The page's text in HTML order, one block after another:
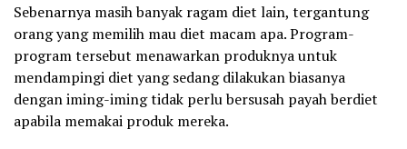
Sebenarnya masih banyak ragam diet lain, tergantung
orang yang memilih mau diet macam apa. Program-
program tersebut menawarkan produknya untuk
mendampingi diet yang sedang dilakukan biasanya
dengan iming-iming tidak perlu bersusah payah berdiet
apabila memakai produk mereka.